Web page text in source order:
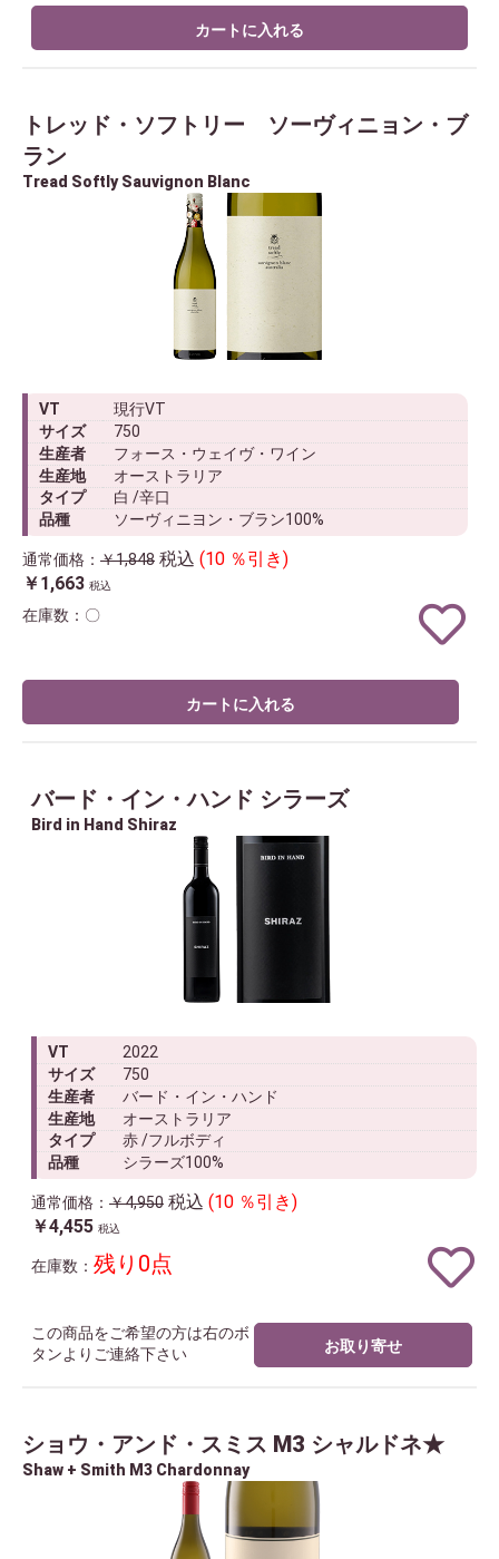
カートに入れる
トレッド・ソフトリー ソーヴィニョン・ブ
ラン
Tread Softly Sauvignon Blanc
VT
現行VT
サイズ
750
生産者
フォース・ウェイヴ・ワイン
生産地
オーストラリア
タイプ
白 /辛口
品種
ソーヴィニヨン・ブラン100%
通常価格： ￥1,848 税込 (10 ％引き)
￥1,663 税込
在庫数：〇
カートに入れる
バード・イン・ハンド シラーズ
Bird in Hand Shiraz
VT
2022
サイズ
750
生産者
バード・イン・ハンド
生産地
オーストラリア
タイプ
赤 /フルボディ
品種
シラーズ100%
通常価格： ￥4,950 税込 (10 ％引き)
￥4,455 税込
在庫数： 残り0点
この商品をご希望の方は右のボ
タンよりご連絡下さい
お取り寄せ
ショウ・アンド・スミス M3 シャルドネ★
Shaw + Smith M3 Chardonnay